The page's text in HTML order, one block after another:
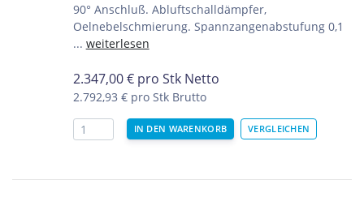
90° Anschluß. Abluftschalldämpfer,
Oelnebelschmierung. Spannzangenabstufung 0,1
... weiterlesen
2.347,00€ pro Stk Netto
2.792,93 € pro Stk Brutto